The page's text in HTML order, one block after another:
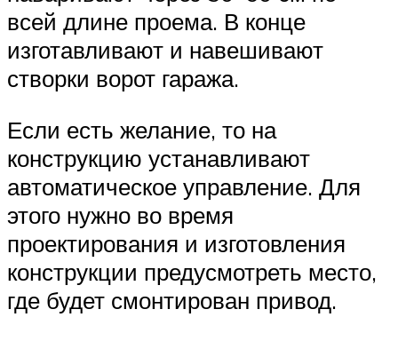
всей длине проема. В конце
изготавливают и навешивают
створки ворот гаража.
Если есть желание, то на
конструкцию устанавливают
автоматическое управление. Для
этого нужно во время
проектирования и изготовления
конструкции предусмотреть место,
где будет смонтирован привод.